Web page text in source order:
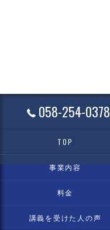
058-254-0378
TOP
事業内容
料金
講義を受けた人の声